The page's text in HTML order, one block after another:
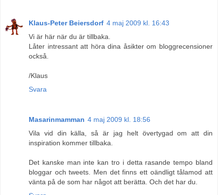
Klaus-Peter Beiersdorf 4 maj 2009 kl. 16:43
Vi är här när du är tillbaka.
Låter intressant att höra dina åsikter om bloggrecensioner
också.
/Klaus
Svara
Masarinmamman 4 maj 2009 kl. 18:56
Vila vid din källa, så är jag helt övertygad om att din
inspiration kommer tillbaka.
Det kanske man inte kan tro i detta rasande tempo bland
bloggar och tweets. Men det finns ett oändligt tålamod att
vänta på de som har något att berätta. Och det har du.